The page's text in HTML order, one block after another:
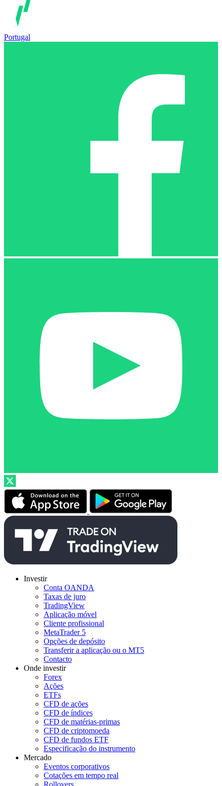
Portugal
Investir
Conta OANDA
Taxas de juro
TradingView
Aplicação móvel
Cliente profissional
MetaTrader 5
Opções de depósito
Transferir a aplicação ou o MT5
Contacto
Onde investir
Forex
Ações
ETFs
CFD de ações
CFD de índices
CFD de matérias-primas
CFD de criptomoeda
CFD de fundos ETF
Especificação do instrumento
Mercado
Eventos corporativos
Cotações em tempo real
Rollovers